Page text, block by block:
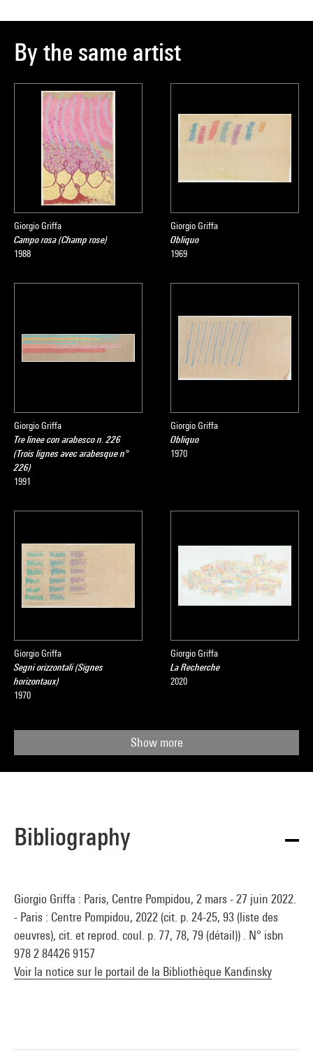
By the same artist
Giorgio Griffa
Campo rosa (Champ rose)
1988
Giorgio Griffa
Obliquo
1969
Giorgio Griffa
Tre linee con arabesco n. 226
(Trois lignes avec arabesque n°
226)
1991
Giorgio Griffa
Obliquo
1970
Giorgio Griffa
Segni orizzontali (Signes
horizontaux)
1970
Giorgio Griffa
La Recherche
2020
Show more
Bibliography
Giorgio Griffa : Paris, Centre Pompidou, 2 mars - 27 juin 2022.
- Paris : Centre Pompidou, 2022 (cit. p. 24-25, 93 (liste des
oeuvres), cit. et reprod. coul. p. 77, 78, 79 (détail)) . N° isbn
978 2 84426 9157
Voir la notice sur le portail de la Bibliothèque Kandinsky